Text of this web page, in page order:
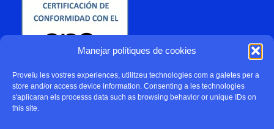
Manejar polítiques de cookies
Proveïu les vostres experiences, utilitzeu technologies com a galetes per a
store and/or access device information. Consenting a les technologies
s'aplicaran els processs data such as browsing behavior or unique IDs on
this site.